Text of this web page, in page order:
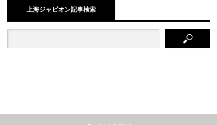
上海ジャピオン記事検索